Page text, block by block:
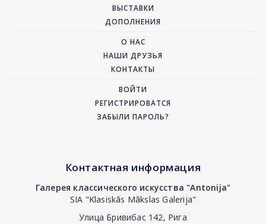
ВЫСТАВКИ
ДОПОЛНЕНИЯ
О НАС
НАШИ ДРУЗЬЯ
КОНТАКТЫ
ВОЙТИ
РЕГИСТРИРОВАТСЯ
ЗАБЫЛИ ПАРОЛЬ?
Контактная информация
Галерея классического искусства "Antonija"
SIA "Klasiskās Mākslas Galerija"
Улица Бривибас 142, Рига